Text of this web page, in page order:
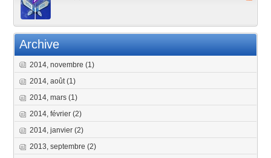
Archive
2014, novembre(1)
2014, août(1)
2014, mars(1)
2014, février(2)
2014, janvier(2)
2013, septembre(2)